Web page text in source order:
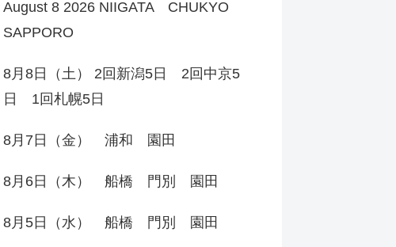
August 8 2026 NIIGATA CHUKYO
SAPPORO
8月8日（土） 2回新潟5日 2回中京5
日 1回札幌5日
8月7日（金） 浦和 園田
8月6日（木） 船橋 門別 園田
8月5日（水） 船橋 門別 園田